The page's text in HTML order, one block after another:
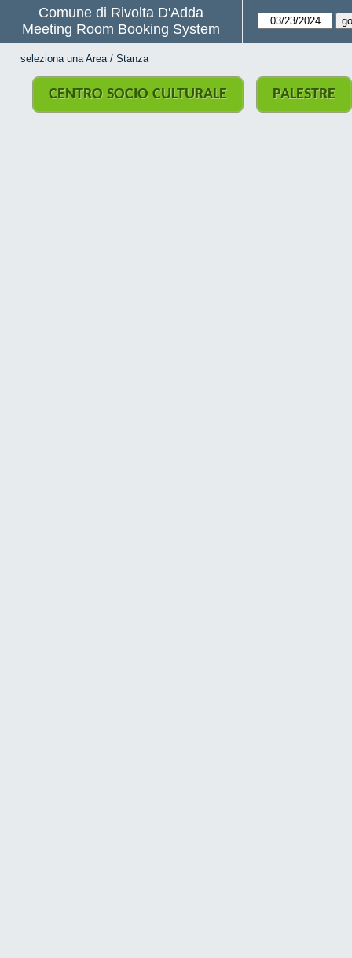
Comune di Rivolta D'Adda
Meeting Room Booking System
seleziona una Area / Stanza
CENTRO SOCIO CULTURALE PALESTRE